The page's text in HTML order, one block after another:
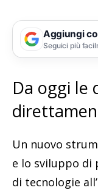
Aggiungi
Seguici più
Da oggi le
Un nuovo
e lo sviluppo di
di tecnologie